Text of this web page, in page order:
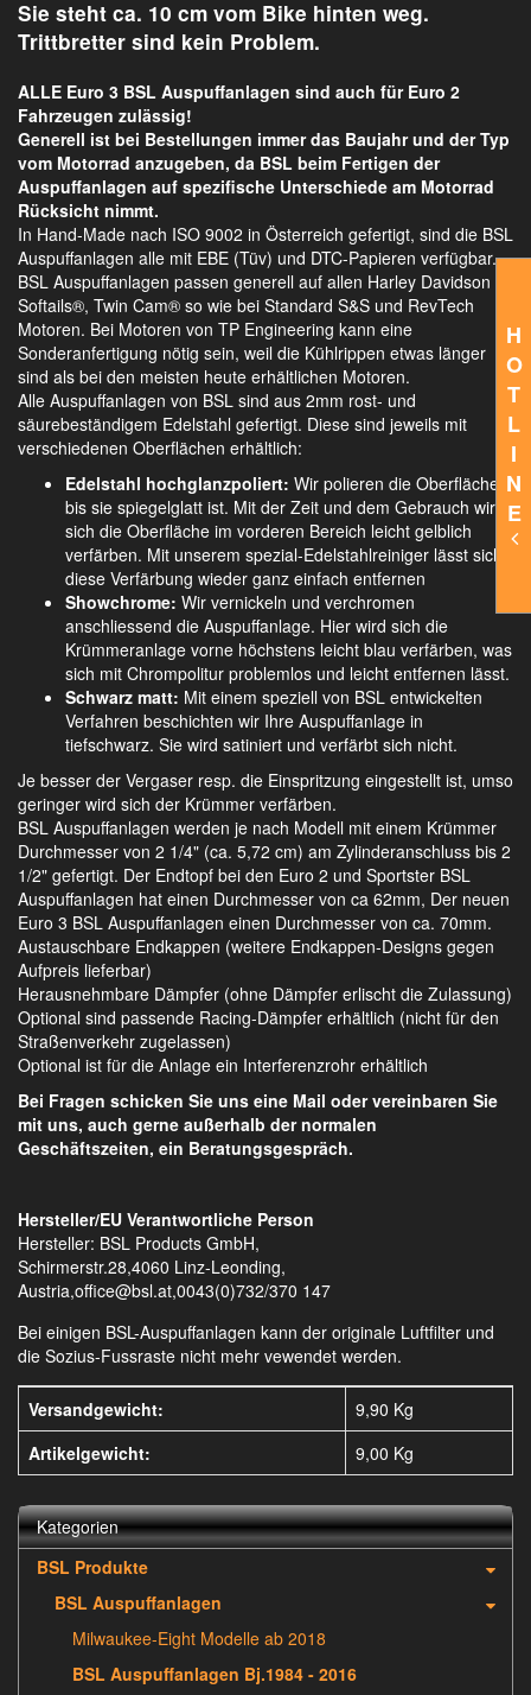
H
O
T
L
I
N
E
Sie steht ca. 10 cm vom Bike hinten weg.
Trittbretter sind kein Problem.
ALLE Euro 3 BSL Auspuffanlagen sind auch für Euro 2
Fahrzeugen zulässig!
Generell ist bei Bestellungen immer das Baujahr und der Typ
vom Motorrad anzugeben, da BSL beim Fertigen der
Auspuffanlagen auf spezifische Unterschiede am Motorrad
Rücksicht nimmt.
In Hand-Made nach ISO 9002 in Österreich gefertigt, sind die BSL
Auspuffanlagen alle mit EBE (Tüv) und DTC-Papieren verfügbar.
BSL Auspuffanlagen passen generell auf allen Harley Davidson
Softails®, Twin Cam® so wie bei Standard S&S und RevTech
Motoren. Bei Motoren von TP Engineering kann eine
Sonderanfertigung nötig sein, weil die Kühlrippen etwas länger
sind als bei den meisten heute erhältlichen Motoren.
Alle Auspuffanlagen von BSL sind aus 2mm rost- und
säurebeständigem Edelstahl gefertigt. Diese sind jeweils mit
verschiedenen Oberflächen erhältlich:
Edelstahl hochglanzpoliert: Wir polieren die Oberfläche,
bis sie spiegelglatt ist. Mit der Zeit und dem Gebrauch wird
sich die Oberfläche im vorderen Bereich leicht gelblich
verfärben. Mit unserem spezial-Edelstahlreiniger lässt sich
diese Verfärbung wieder ganz einfach entfernen
Showchrome: Wir vernickeln und verchromen
anschliessend die Auspuffanlage. Hier wird sich die
Krümmeranlage vorne höchstens leicht blau verfärben, was
sich mit Chrompolitur problemlos und leicht entfernen lässt.
Schwarz matt: Mit einem speziell von BSL entwickelten
Verfahren beschichten wir Ihre Auspuffanlage in
tiefschwarz. Sie wird satiniert und verfärbt sich nicht.
Je besser der Vergaser resp. die Einspritzung eingestellt ist, umso
geringer wird sich der Krümmer verfärben.
BSL Auspuffanlagen werden je nach Modell mit einem Krümmer
Durchmesser von 2 1/4" (ca. 5,72 cm) am Zylinderanschluss bis 2
1/2" gefertigt. Der Endtopf bei den Euro 2 und Sportster BSL
Auspuffanlagen hat einen Durchmesser von ca 62mm, Der neuen
Euro 3 BSL Auspuffanlagen einen Durchmesser von ca. 70mm.
Austauschbare Endkappen (weitere Endkappen-Designs gegen
Aufpreis lieferbar)
Herausnehmbare Dämpfer (ohne Dämpfer erlischt die Zulassung)
Optional sind passende Racing-Dämpfer erhältlich (nicht für den
Straßenverkehr zugelassen)
Optional ist für die Anlage ein Interferenzrohr erhältlich
Bei Fragen schicken Sie uns eine Mail oder vereinbaren Sie
mit uns, auch gerne außerhalb der normalen
Geschäftszeiten, ein Beratungsgespräch.
Hersteller/EU Verantwortliche Person
Hersteller: BSL Products GmbH,
Schirmerstr.28,4060 Linz-Leonding,
Austria,office@bsl.at,0043(0)732/370 147
Bei einigen BSL-Auspuffanlagen kann der originale Luftfilter und
die Sozius-Fussraste nicht mehr vewendet werden.
Versandgewicht:
9,90 Kg
Artikelgewicht:
9,00 Kg
Kategorien
BSL Produkte
BSL Auspuffanlagen
Milwaukee-Eight Modelle ab 2018
BSL Auspuffanlagen Bj.1984 - 2016